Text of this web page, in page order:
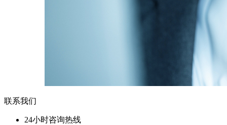
联系我们
24小时咨询热线